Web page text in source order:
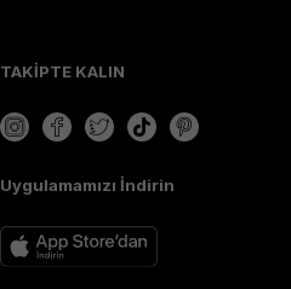
TAKİPTE KALIN
Uygulamamızı İndirin